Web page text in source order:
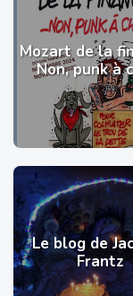
Mozart de la
Non, punk à
Le blog de
Frantz